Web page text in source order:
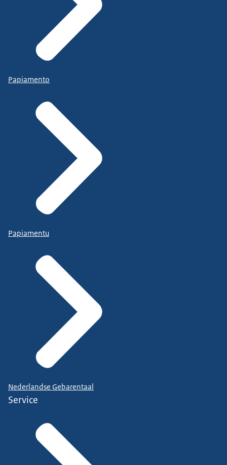
Papiamento
Papiamentu
Nederlandse Gebarentaal
Service